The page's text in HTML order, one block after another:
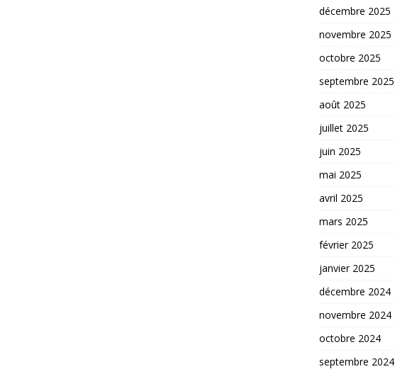
décembre 2025
novembre 2025
octobre 2025
septembre 2025
août 2025
juillet 2025
juin 2025
mai 2025
avril 2025
mars 2025
février 2025
janvier 2025
décembre 2024
novembre 2024
octobre 2024
septembre 2024